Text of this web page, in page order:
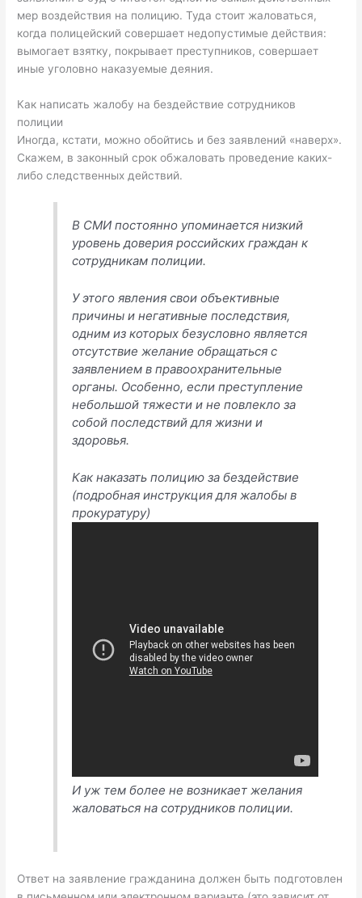
мер воздействия на полицию. Туда стоит жаловаться,
когда полицейский совершает недопустимые действия:
вымогает взятку, покрывает преступников, совершает
иные уголовно наказуемые деяния.
Как написать жалобу на бездействие сотрудников
полиции
Иногда, кстати, можно обойтись и без заявлений «наверх».
Скажем, в законный срок обжаловать проведение каких-
либо следственных действий.
В СМИ постоянно упоминается низкий
уровень доверия российских граждан к
сотрудникам полиции.
У этого явления свои объективные
причины и негативные последствия,
одним из которых безусловно является
отсутствие желание обращаться с
заявлением в правоохранительные
органы. Особенно, если преступление
небольшой тяжести и не повлекло за
собой последствий для жизни и
здоровья.
Как наказать полицию за бездействие
(подробная инструкция для жалобы в
прокуратуру)
И уж тем более не возникает желания
жаловаться на сотрудников полиции.
Ответ на заявление гражданина должен быть подготовлен